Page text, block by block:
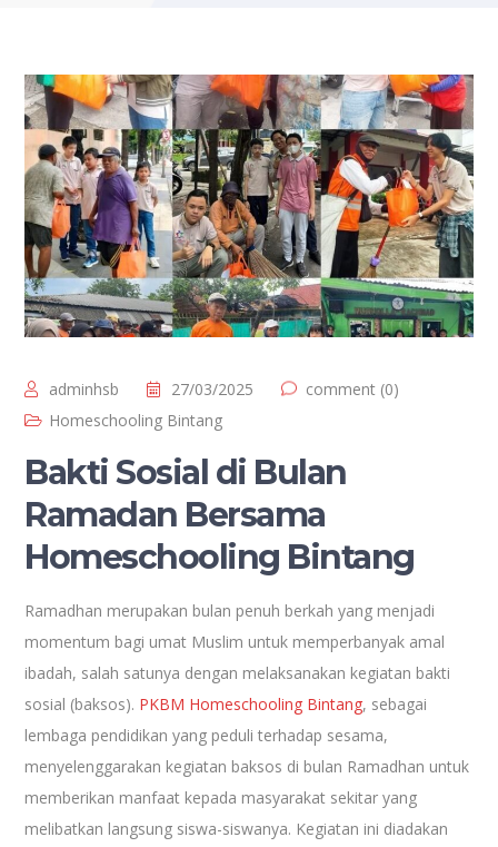
adminhsb 27/03/2025
comment (0)
Homeschooling Bintang
Bakti Sosial di Bulan
Ramadan Bersama
Homeschooling Bintang
Ramadhan merupakan bulan penuh berkah yang menjadi
momentum bagi umat Muslim untuk memperbanyak amal
ibadah, salah satunya dengan melaksanakan kegiatan bakti
sosial (baksos). PKBM Homeschooling Bintang, sebagai
lembaga pendidikan yang peduli terhadap sesama,
menyelenggarakan kegiatan baksos di bulan Ramadhan untuk
memberikan manfaat kepada masyarakat sekitar yang
melibatkan langsung siswa-siswanya. Kegiatan ini diadakan